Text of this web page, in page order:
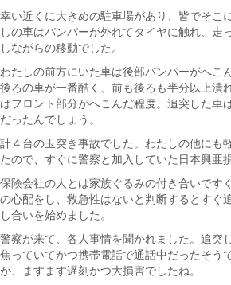
幸い近くに大きめの駐車場があり、皆でそこ
しの車はバンパーが外れてタイヤに触れ、走
しながらの移動でした。
わたしの前方にいた車は後部バンパーがへこ
後ろの車が一番酷く、前も後ろも半分以上潰
はフロント部分がへこんだ程度。追突した車
だったんでしょう。
計４台の玉突き事故でした。わたしの他にも
たので、すぐに警察と加入していた日本興亜
保険会社の人とは家族ぐるみの付き合いです
の心配をし、救急性はないと判断するとすぐ
し合いを始めました。
警察が来て、各人事情を聞かれました。追突
焦っていてかつ携帯電話で通話中だったそう
が、ますます遅刻かつ大損害でしたね。